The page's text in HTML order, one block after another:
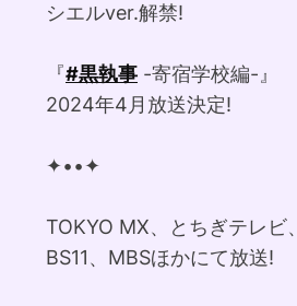
シエルver.解禁!
『#黒執事 -寄宿学校編-』
2024年4月放送決定!
✦••✦
TOKYO MX、とちぎテレビ
BS11、MBSほかにて放送!